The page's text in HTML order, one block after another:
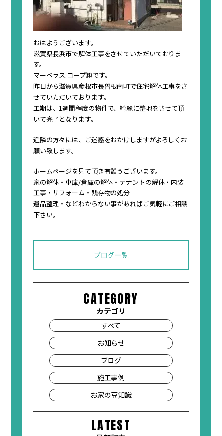
おはようございます。
滋賀県長浜市で解体工事をさせていただいておりま
す。
マーベラス.コープ㈱です。
昨日から滋賀県彦根市長曽根南町で住宅解体工事をさ
せていただいております。
工期は、1週間程度の物件で、綺麗に整地をさせて頂
いて完了となります。
近隣の方々には、ご迷惑をおかけしますがよろしくお
願い致します。
ホームページを見て頂き有難うございます。
家の解体・車庫/倉庫の解体・テナントの解体・内装
工事・リフォーム・残存物の処分
遺品整理・などわからない事があればご気軽にご相談
下さい。
ブログ一覧
CATEGORY
カテゴリ
すべて
お知らせ
ブログ
施工事例
お家の豆知識
LATEST